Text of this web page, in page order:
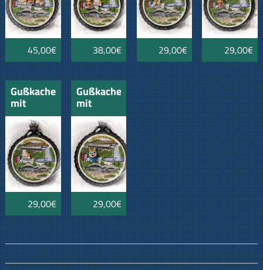
mit
Mäskle
45,00€
mit
Mäskle
38,00€
mit Narro
29,00€
mit
Salzgeist
29,00€
Gußkachel
mit
Narrenmäskle
"Salzhansel"
Bad
Dürrheim
29,00€
Gußkachel
mit
Porzellan
Motiv
"Bad
Dürheim"
mit
Eichhörnle
29,00€